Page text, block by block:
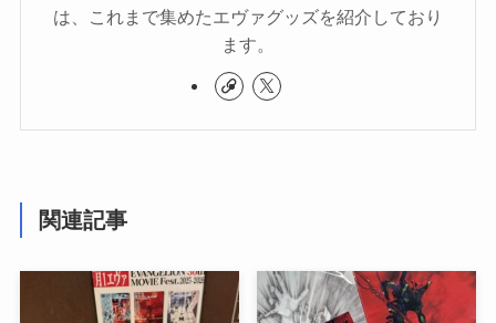
は、これまで集めたエヴァグッズを紹介しており
ます。
関連記事